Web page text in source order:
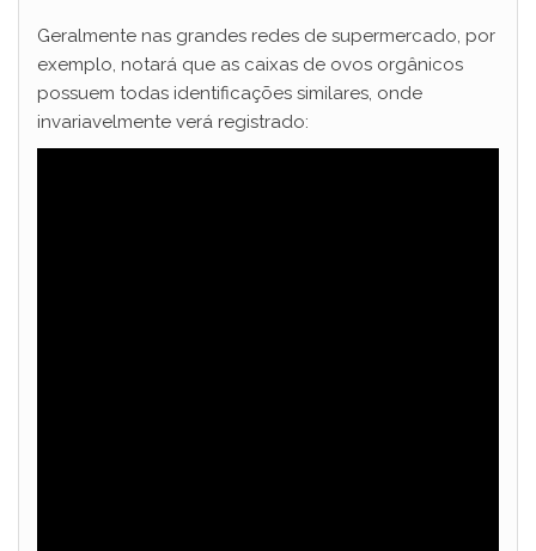
Geralmente nas grandes redes de supermercado, por
exemplo, notará que as caixas de ovos orgânicos
possuem todas identificações similares, onde
invariavelmente verá registrado: